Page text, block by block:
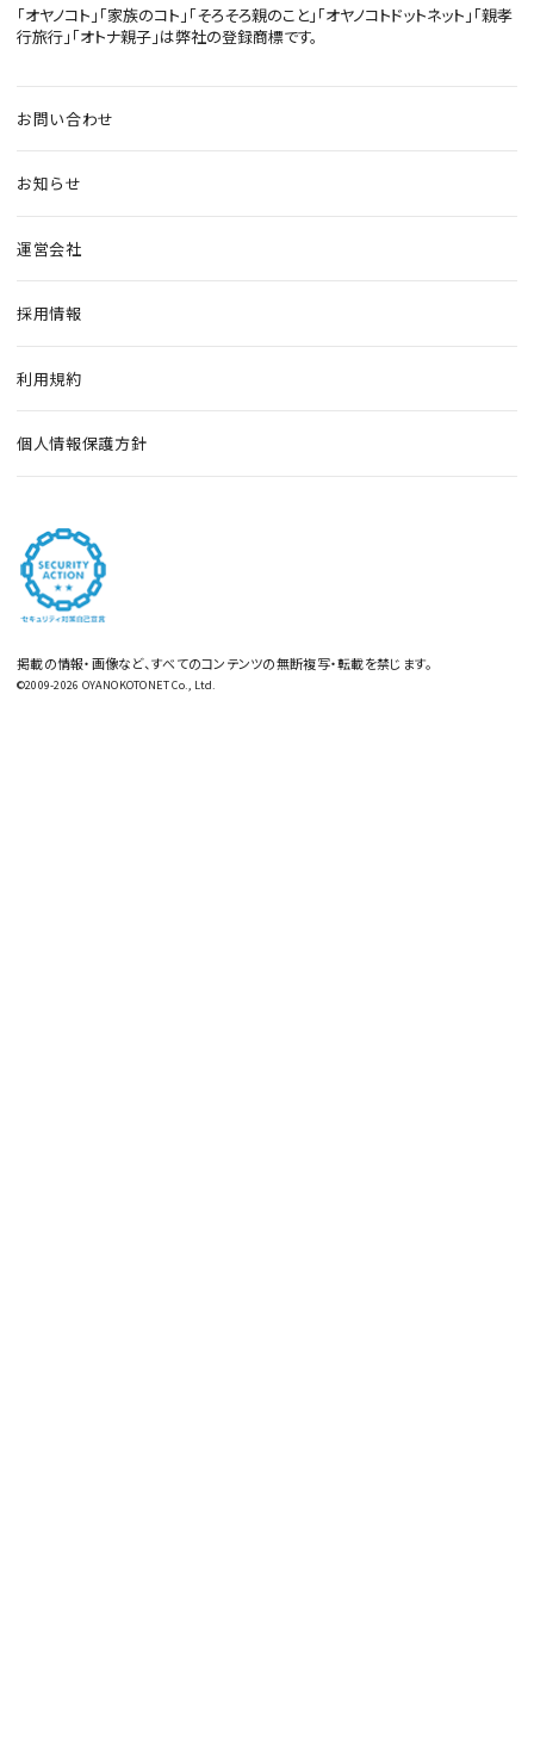
「オヤノコト」「家族のコト」「そろそろ親のこと」「オヤノコトドットネット」「親孝
行旅行」「オトナ親子」は弊社の登録商標です。
お問い合わせ
お知らせ
運営会社
採用情報
利用規約
個人情報保護方針
掲載の情報・画像など、すべてのコンテンツの無断複写・転載を禁じます。
©2009-2026 OYANOKOTONET Co., Ltd.